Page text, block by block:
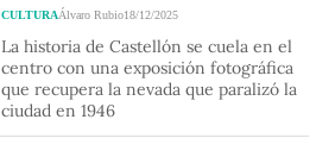
CULTURAÁlvaro Rubio18/12/2025
La historia de Castellón se cuela en el
centro con una exposición fotográfica
que recupera la nevada que paralizó la
ciudad en 1946